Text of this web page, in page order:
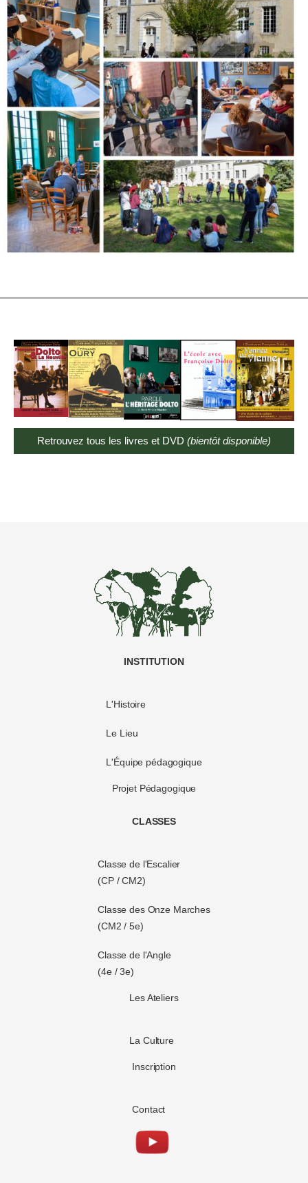
Retrouvez tous les livres et DVD (bientôt disponible)
INSTITUTION
L'Histoire
Le Lieu
L'Équipe pédagogique
Projet Pédagogique
CLASSES
Classe de l'Escalier
(CP / CM2)
Classe des Onze Marches
(CM2 / 5e)
Classe de l'Angle
(4e / 3e)
Les Ateliers
La Culture
Inscription
Contact